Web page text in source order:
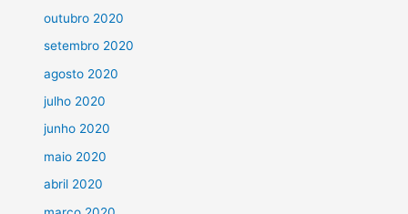
outubro 2020
setembro 2020
agosto 2020
julho 2020
junho 2020
maio 2020
abril 2020